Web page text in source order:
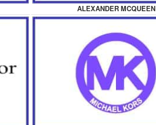
ALEXANDER MCQUEEN